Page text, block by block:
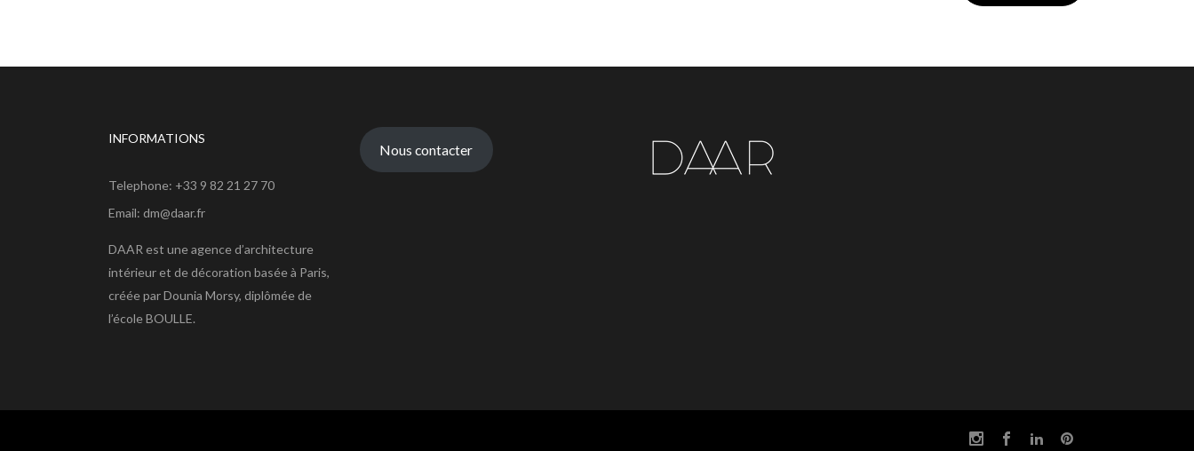
INFORMATIONS
Telephone: +33 9 82 21 27 70
Email: dm@daar.fr
DAAR est une agence d’architecture
intérieur et de décoration basée à Paris,
créée par Dounia Morsy, diplômée de
l’école BOULLE.
Nous contacter